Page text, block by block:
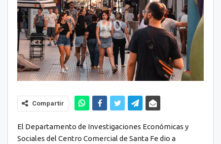
Compartir
El Departamento de Investigaciones Económicas y
Sociales del Centro Comercial de Santa Fe dio a